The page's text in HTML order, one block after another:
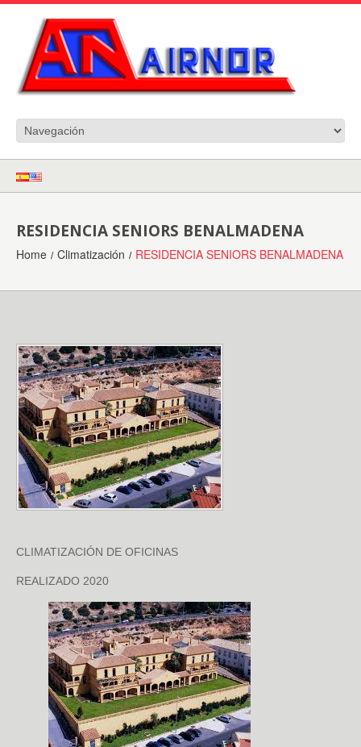
RESIDENCIA SENIORS BENALMADENA
Home Climatización RESIDENCIA SENIORS BENALMADENA
CLIMATIZACIÓN DE OFICINAS
REALIZADO 2020